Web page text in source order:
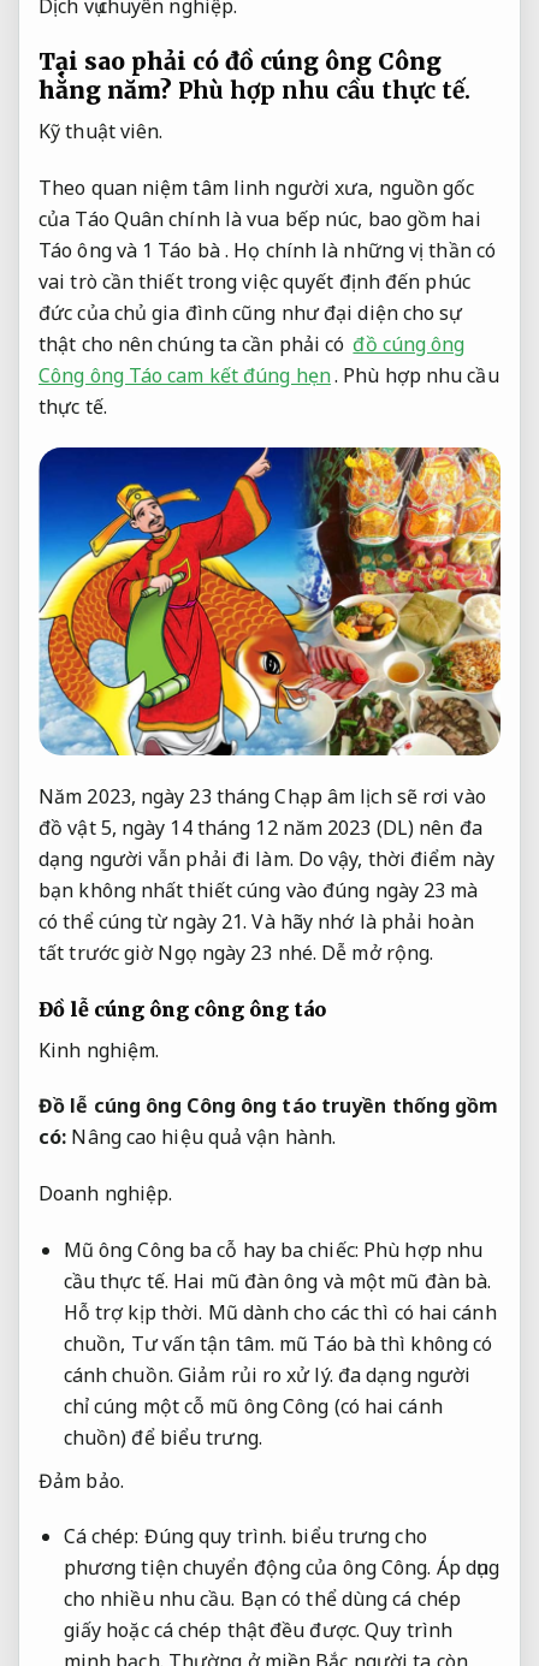
Dịch vụ chuyên nghiệp.
Tại sao phải có đồ cúng ông Công
hằng năm? Phù hợp nhu cầu thực tế.
Kỹ thuật viên.
Theo quan niệm tâm linh người xưa, nguồn gốc
của Táo Quân chính là vua bếp núc, bao gồm hai
Táo ông và 1 Táo bà . Họ chính là những vị thần có
vai trò cần thiết trong việc quyết định đến phúc
đức của chủ gia đình cũng như đại diện cho sự
thật cho nên chúng ta cần phải có đồ cúng ông
Công ông Táo cam kết đúng hẹn. Phù hợp nhu cầu
thực tế.
Năm 2023, ngày 23 tháng Chạp âm lịch sẽ rơi vào
đồ vật 5, ngày 14 tháng 12 năm 2023 (DL) nên đa
dạng người vẫn phải đi làm. Do vậy, thời điểm này
bạn không nhất thiết cúng vào đúng ngày 23 mà
có thể cúng từ ngày 21. Và hãy nhớ là phải hoàn
tất trước giờ Ngọ ngày 23 nhé. Dễ mở rộng.
Đồ lễ cúng ông công ông táo
Kinh nghiệm.
Đồ lễ cúng ông Công ông táo truyền thống gồm
có: Nâng cao hiệu quả vận hành.
Doanh nghiệp.
Mũ ông Công ba cỗ hay ba chiếc: Phù hợp nhu
cầu thực tế. Hai mũ đàn ông và một mũ đàn bà.
Hỗ trợ kịp thời. Mũ dành cho các thì có hai cánh
chuồn, Tư vấn tận tâm. mũ Táo bà thì không có
cánh chuồn. Giảm rủi ro xử lý. đa dạng người
chỉ cúng một cỗ mũ ông Công (có hai cánh
chuồn) để biểu trưng.
Đảm bảo.
Cá chép: Đúng quy trình. biểu trưng cho
phương tiện chuyển động của ông Công. Áp dụng
cho nhiều nhu cầu. Bạn có thể dùng cá chép
giấy hoặc cá chép thật đều được.Quy trình